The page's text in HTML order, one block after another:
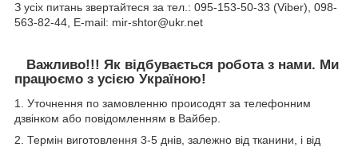
З усіх питань звертайтеся за тел.: 095-153-50-33 (Viber), 098-
563-82-44, E-mail: mir-shtor@ukr.net
Важливо!!! Як відбувається робота з нами. Ми
працюємо з усією Україною!
1. Уточнення по замовленню происодят за телефонним
дзвінком або повідомленням в Вайбер.
2. Термін виготовлення 3-5 днів, залежно від тканини, і від